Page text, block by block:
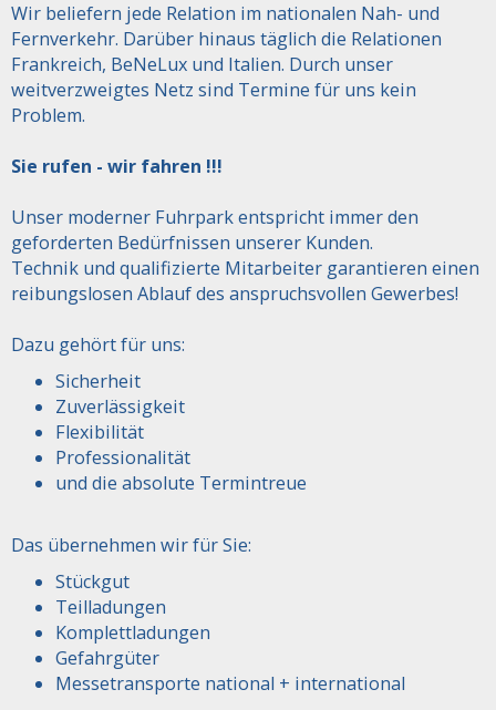
Wir beliefern jede Relation im nationalen Nah- und
Fernverkehr. Darüber hinaus täglich die Relationen
Frankreich, BeNeLux und Italien. Durch unser
weitverzweigtes Netz sind Termine für uns kein
Problem.
Sie rufen - wir fahren !!!
Unser moderner Fuhrpark entspricht immer den
geforderten Bedürfnissen unserer Kunden.
Technik und qualifizierte Mitarbeiter garantieren einen
reibungslosen Ablauf des anspruchsvollen Gewerbes!
Dazu gehört für uns:
Sicherheit
Zuverlässigkeit
Flexibilität
Professionalität
und die absolute Termintreue
Das übernehmen wir für Sie:
Stückgut
Teilladungen
Komplettladungen
Gefahrgüter
Messetransporte national + international